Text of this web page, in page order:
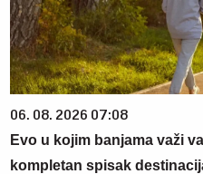
06. 08. 2026 07:08
Evo u kojim banjama važi
kompletan spisak